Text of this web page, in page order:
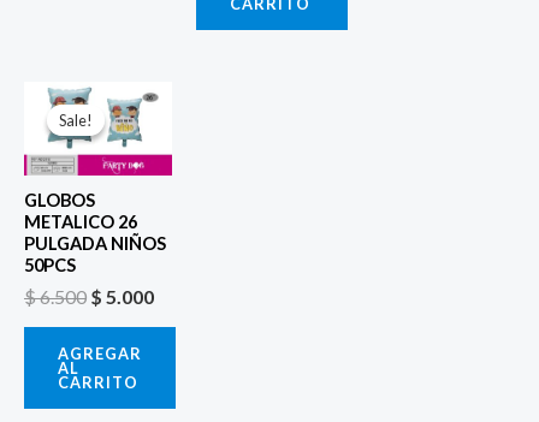
Sale!
Sale!
GLOBOS
METALICO 26
PULGADA NIÑOS
50PCS
$6.500
El
precio
original
era:
$ 5.000
El
AGREGAR
AL
CARRITO